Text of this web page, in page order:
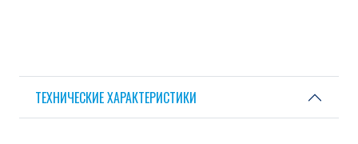
ТЕХНИЧЕСКИЕ ХАРАКТЕРИСТИКИ